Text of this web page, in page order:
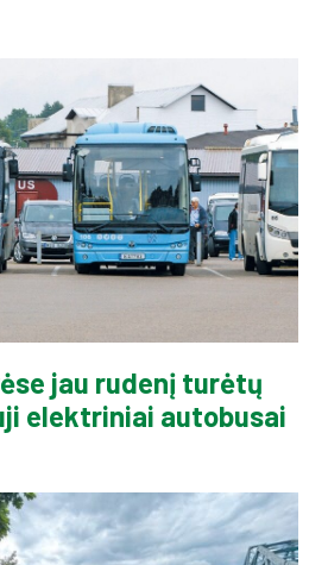
jau rudenį turėtų
elektriniai autobusai